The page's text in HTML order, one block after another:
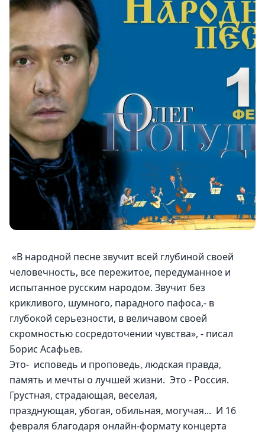
«В народной песне звучит всей глубиной своей
человечность, все пережитое, передуманное и
испытанное русским народом. Звучит без
крикливого, шумного, парадного пафоса,- в
глубокой серьезности, в величавом своей
скромностью сосредоточении чувства», - писал
Борис Асафьев.
Это-  исповедь и проповедь, людская правда,
память и мечты о лучшей жизни.  Это - Россия.
Грустная, страдающая, веселая,
празднующая, убогая, обильная, могучая...  И 16
февраля благодаря онлайн-формату концерта